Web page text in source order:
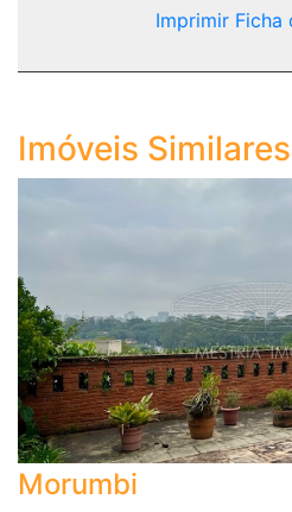
Imprimir Ficha
Imóveis
Morumbi